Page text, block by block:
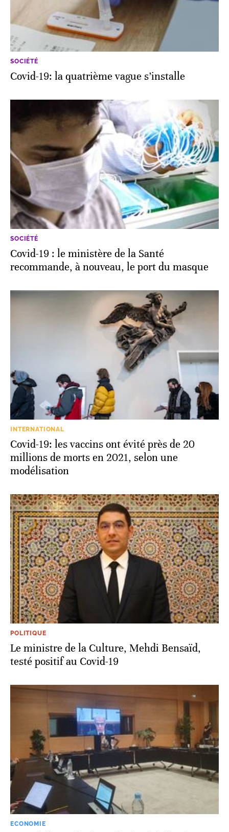
SOCIÉTÉ
Covid-19: la quatrième vague s’installe
SOCIÉTÉ
Covid-19 : le ministère de la Santé
recommande, à nouveau, le port du masque
INTERNATIONAL
Covid-19: les vaccins ont évité près de 20
millions de morts en 2021, selon une
modélisation
POLITIQUE
Le ministre de la Culture, Mehdi Bensaïd,
testé positif au Covid-19
ECONOMIE